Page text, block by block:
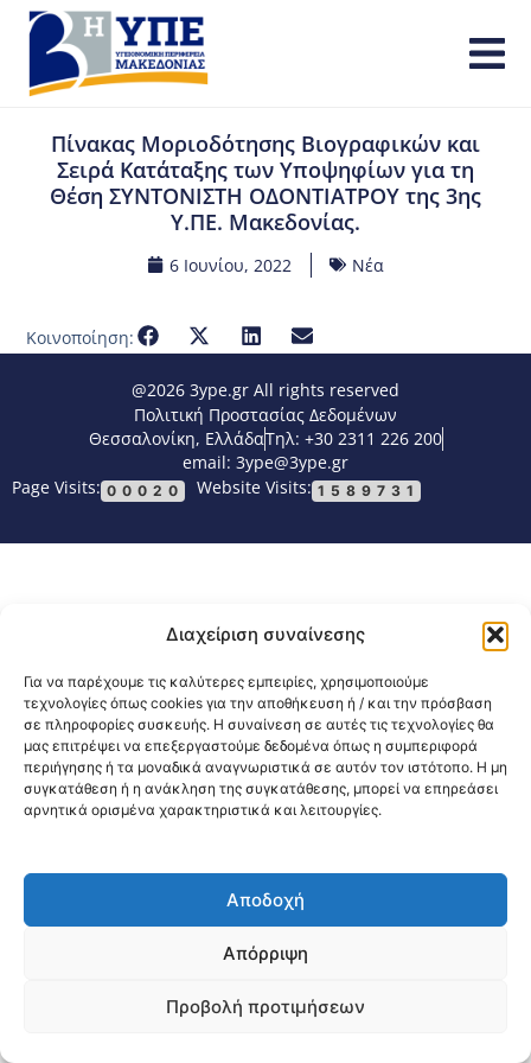
Διαχείριση συναίνεσης
Για να παρέχουμε τις καλύτερες εμπειρίες, χρησιμοποιούμε
τεχνολογίες όπως cookies για την αποθήκευση ή / και την πρόσβαση
σε πληροφορίες συσκευής. Η συναίνεση σε αυτές τις τεχνολογίες θα
μας επιτρέψει να επεξεργαστούμε δεδομένα όπως η συμπεριφορά
περιήγησης ή τα μοναδικά αναγνωριστικά σε αυτόν τον ιστότοπο. Η μη
συγκατάθεση ή η ανάκληση της συγκατάθεσης, μπορεί να επηρεάσει
αρνητικά ορισμένα χαρακτηριστικά και λειτουργίες.
Αποδοχή
Απόρριψη
Προβολή προτιμήσεων
Πίνακας Μοριοδότησης Βιογραφικών και
Σειρά Κατάταξης των Υποψηφίων για τη
Θέση ΣΥΝΤΟΝΙΣΤΗ ΟΔΟΝΤΙΑΤΡΟΥ της 3ης
Υ.ΠΕ. Μακεδονίας.
6 Ιουνίου, 2022 Νέα
Κοινοποίηση:
@2026 3ype.gr All rights reserved
Πολιτική Προστασίας Δεδομένων
Θεσσαλονίκη, ΕλλάδαΤηλ: +30 2311 226 200
email: 3ype@3ype.gr
Page Visits: 00020 Website Visits: 1589731